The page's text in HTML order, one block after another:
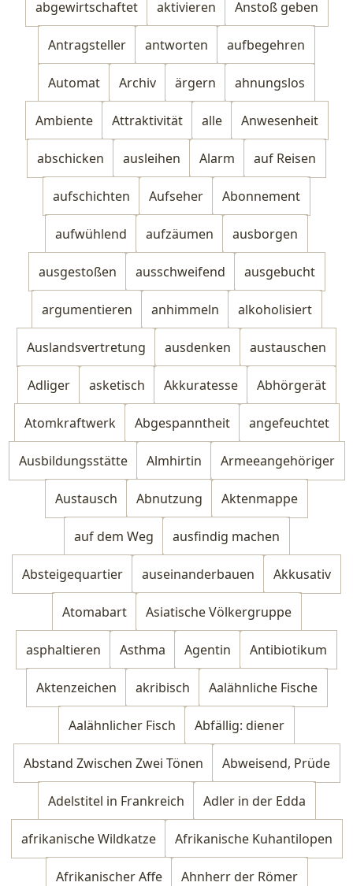
abgewirtschaftet aktivieren Anstoß geben
Antragsteller antworten aufbegehren
Automat Archiv ärgern ahnungslos
Ambiente Attraktivität alle Anwesenheit
abschicken ausleihen Alarm auf Reisen
aufschichten Aufseher Abonnement
aufwühlend aufzäumen ausborgen
ausgestoßen ausschweifend ausgebucht
argumentieren anhimmeln alkoholisiert
Auslandsvertretung ausdenken austauschen
Adliger asketisch Akkuratesse Abhörgerät
Atomkraftwerk Abgespanntheit angefeuchtet
Ausbildungsstätte Almhirtin Armeeangehöriger
Austausch Abnutzung Aktenmappe
auf dem Weg ausfindig machen
Absteigequartier auseinanderbauen Akkusativ
Atomabart Asiatische Völkergruppe
asphaltieren Asthma Agentin Antibiotikum
Aktenzeichen akribisch Aalähnliche Fische
Aalähnlicher Fisch Abfällig: diener
Abstand Zwischen Zwei Tönen Abweisend, Prüde
Adelstitel in Frankreich Adler in der Edda
afrikanische Wildkatze Afrikanische Kuhantilopen
Afrikanischer Affe Ahnherr der Römer